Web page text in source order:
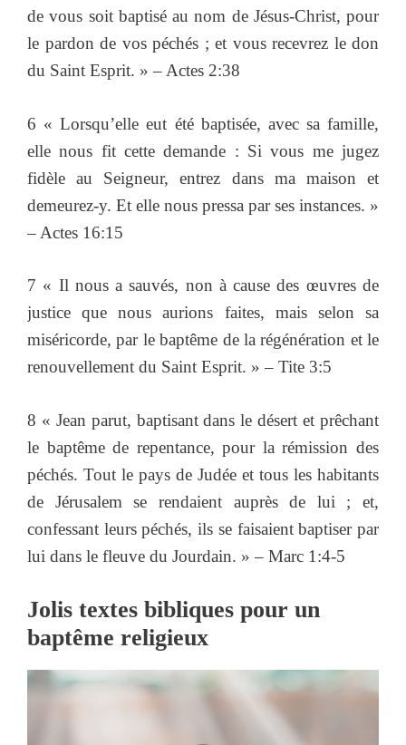
de vous soit baptisé au nom de Jésus-Christ, pour
le pardon de vos péchés ; et vous recevrez le don
du Saint Esprit. » – Actes 2:38
6 « Lorsqu’elle eut été baptisée, avec sa famille,
elle nous fit cette demande : Si vous me jugez
fidèle au Seigneur, entrez dans ma maison et
demeurez-y. Et elle nous pressa par ses instances. »
– Actes 16:15
7 « Il nous a sauvés, non à cause des œuvres de
justice que nous aurions faites, mais selon sa
miséricorde, par le baptême de la régénération et le
renouvellement du Saint Esprit. » – Tite 3:5
8 « Jean parut, baptisant dans le désert et prêchant
le baptême de repentance, pour la rémission des
péchés. Tout le pays de Judée et tous les habitants
de Jérusalem se rendaient auprès de lui ; et,
confessant leurs péchés, ils se faisaient baptiser par
lui dans le fleuve du Jourdain. » – Marc 1:4-5
Jolis textes bibliques pour un
baptême religieux